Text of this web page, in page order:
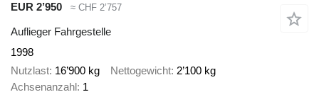
EUR 2’950
≈ CHF 2’757
Auflieger Fahrgestelle
1998
Nutzlast 16’900 kg Nettogewicht 2’100 kg
Achsenanzahl 1